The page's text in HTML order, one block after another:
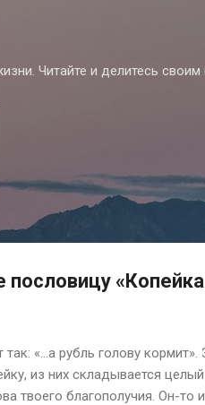
Читайте и делитесь
«…а рубль голову
из них складывается
твоего благополучия. Он-то